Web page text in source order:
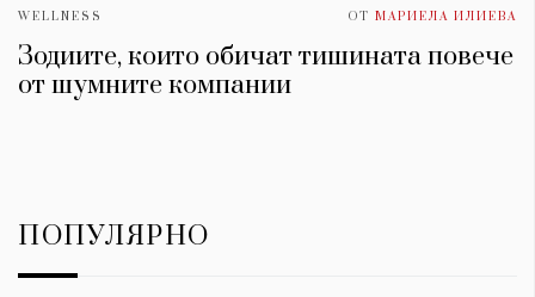
WELLNESS ОТ МАРИЕЛА ИЛИЕВА
Зодиите, които обичат тишината повече
от шумните компании
ПОПУЛЯРНО